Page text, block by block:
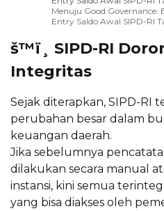
Menuju Good Governance:
Entry Saldo Awal SIPD-RI
š™ï¸ SIPD-RI
Integritas
Sejak diterapkan, SIPD-RI
perubahan besar dalam
keuangan daerah.
Jika sebelumnya
dilakukan secara manual
instansi, kini semua
yang bisa diakses oleh